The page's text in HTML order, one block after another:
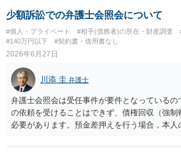
少額訴訟での弁護士会照会について
#個人・プライベート #相手(債務者)の所在・財産調査
#140万円以下
#契約書・借用書なし
2026年6月27日
川添 圭 弁護士
弁護士会照会は受任事件が要件となっている
の依頼を受けることはできず、債権回収（強制
必要があります。預金差押えを行う場合，本
あれば、まず電話会社や金融機関等へ本人確